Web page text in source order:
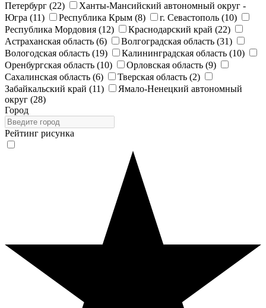
Петербург (22)
Ханты-Мансийский автономный округ -
Югра (11)
Республика Крым (8)
г. Севастополь (10)
Республика Мордовия (12)
Краснодарский край (22)
Астраханская область (6)
Волгоградская область (31)
Вологодская область (19)
Калининградская область (10)
Оренбургская область (10)
Орловская область (9)
Сахалинская область (6)
Тверская область (2)
Забайкальский край (11)
Ямало-Ненецкий автономный
округ (28)
Город
Рейтинг рисунка